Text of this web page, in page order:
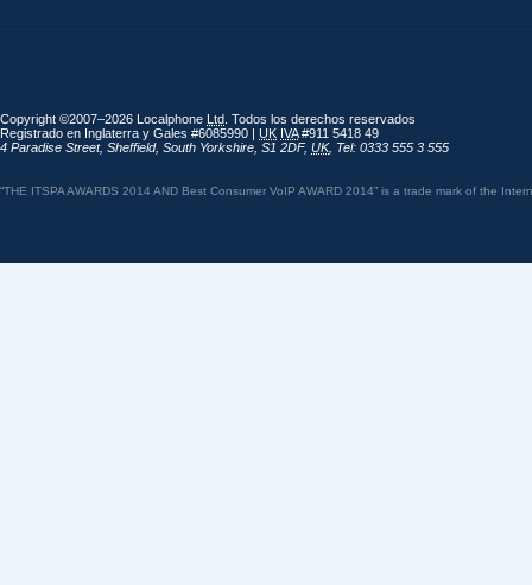
Copyright ©2007–2026 Localphone Ltd . Todos los derechos reservados
Registrado en Inglaterra y Gales #6085990 | UK IVA#911 5418 49
4 Paradise Street, Sheffield, South Yorkshire S1 2DF, UK, Tel: 0333 555 3 555
“THE ITSPA AWARDS 2014 AND Best Consumer VoIP AWARD 2014” is a trade mark of the